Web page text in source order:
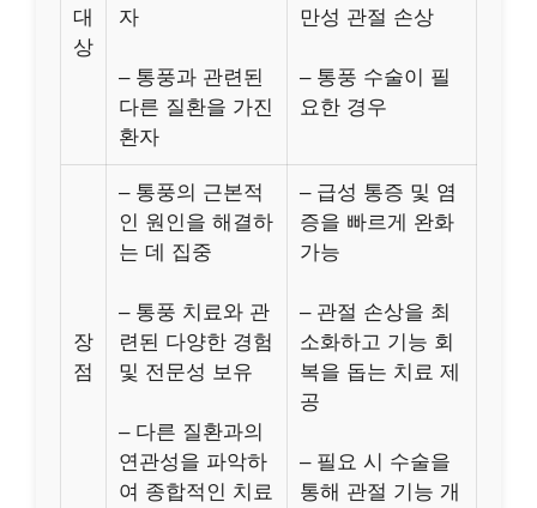
대
상
자
– 통풍과 관련된
다른 질환을 가진
환자
만성 관절 손상
– 통풍 수술이 필
요한 경우
장
점
– 통풍의 근본적
인 원인을 해결하
는 데 집중
– 통풍 치료와 관
련된 다양한 경험
및 전문성 보유
– 다른 질환과의
연관성을 파악하
여 종합적인 치료
– 급성 통증 및 염
증을 빠르게 완화
가능
– 관절 손상을 최
소화하고 기능 회
복을 돕는 치료 제
공
– 필요 시 수술을
통해 관절 기능 개